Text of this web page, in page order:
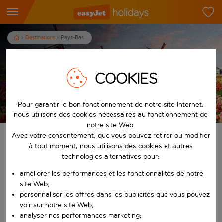
Destinations Pays-Bas
Les conditions générales s’appliquent
Trouvez votre séjour de rêve
Commencez à taper pour la saisie automatique. Lorsque les
Vers
COOKIES
Pour garantir le bon fonctionnement de notre site Internet,
nous utilisons des cookies nécessaires au fonctionnement de
notre site Web.
Avec votre consentement, que vous pouvez retirer ou modifier
à tout moment, nous utilisons des cookies et autres
technologies alternatives pour:
améliorer les performances et les fonctionnalités de notre
site Web;
personnaliser les offres dans les publicités que vous pouvez
voir sur notre site Web;
analyser nos performances marketing;